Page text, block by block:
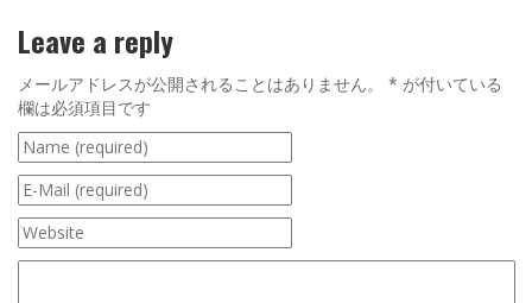
Leave a reply
メールアドレスが公開されることはありません。 * が付いている
欄は必須項目です